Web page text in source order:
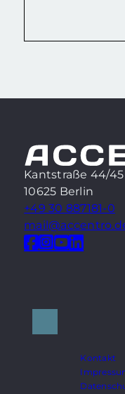
Kantstraße 44/45
10625 Berlin
+49 30 887181-0
Kontakt